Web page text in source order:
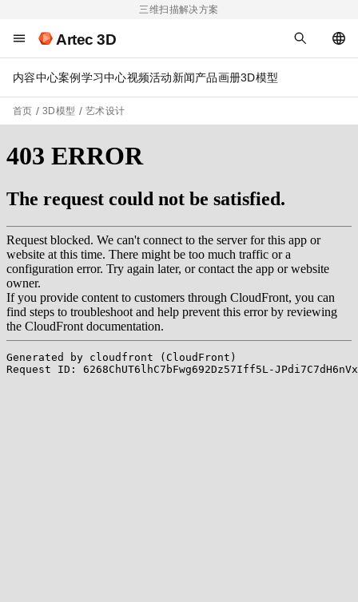
三维扫描解决方案
Artec 3D
内容中心案例 学习中心视频活动新闻产品画册3D模型
首页 3D模型 艺术设计